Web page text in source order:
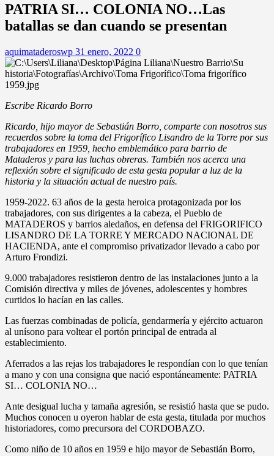
PATRIA SI… COLONIA NO…Las
batallas se dan cuando se presentan
aquimataderoswp 31 enero, 2022 0
Escribe Ricardo Borro
Ricardo, hijo mayor de Sebastián Borro, comparte con nosotros sus
recuerdos sobre la toma del Frigorífico Lisandro de la Torre por sus
trabajadores en 1959, hecho emblemático para barrio de
Mataderos y para las luchas obreras. También nos acerca una
reflexión sobre el significado de esta gesta popular a luz de la
historia y la situación actual de nuestro país.
1959-2022. 63 años de la gesta heroica protagonizada por los
trabajadores, con sus dirigentes a la cabeza, el Pueblo de
MATADEROS y barrios aledaños, en defensa del FRIGORIFICO
LISANDRO DE LA TORRE Y MERCADO NACIONAL DE
HACIENDA, ante el compromiso privatizador llevado a cabo por
Arturo Frondizi.
9.000 trabajadores resistieron dentro de las instalaciones junto a la
Comisión directiva y miles de jóvenes, adolescentes y hombres
curtidos lo hacían en las calles.
Las fuerzas combinadas de policía, gendarmería y ejército actuaron
al unísono para voltear el portón principal de entrada al
establecimiento.
Aferrados a las rejas los trabajadores le respondían con lo que tenían
a mano y con una consigna que nació espontáneamente: PATRIA
SI… COLONIA NO…
Ante desigual lucha y tamaña agresión, se resistió hasta que se pudo.
Muchos conocen u oyeron hablar de esta gesta, titulada por muchos
historiadores, como precursora del CORDOBAZO.
Como niño de 10 años en 1959 e hijo mayor de Sebastián Borro,